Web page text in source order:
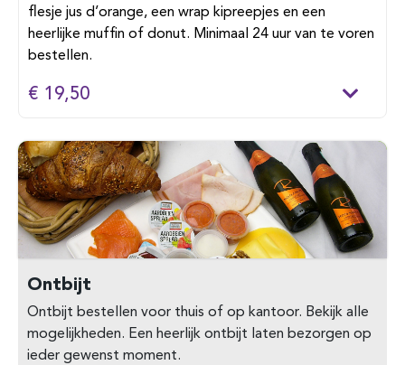
flesje jus d’orange, een wrap kipreepjes en een
heerlijke muffin of donut. Minimaal 24 uur van te voren
bestellen.
€ 19,50
Ontbijt
Ontbijt bestellen voor thuis of op kantoor. Bekijk alle
mogelijkheden. Een heerlijk ontbijt laten bezorgen op
ieder gewenst moment.